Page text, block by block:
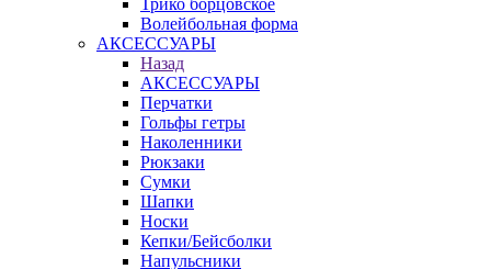
Трико борцовское
Волейбольная форма
АКСЕССУАРЫ
Назад
АКСЕССУАРЫ
Перчатки
Гольфы гетры
Наколенники
Рюкзаки
Сумки
Шапки
Носки
Кепки/Бейсболки
Напульсники